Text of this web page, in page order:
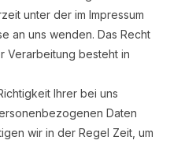
unter der im Impressum
an uns wenden. Das Recht
Verarbeitung besteht in
Ihrer bei uns
Daten
wir in der Regel Zeit, um